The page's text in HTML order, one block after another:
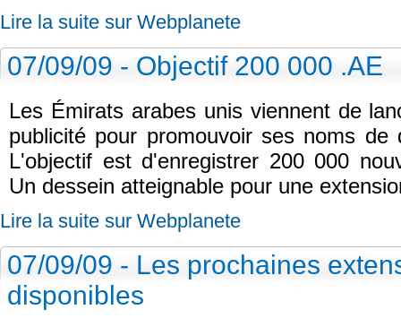
Lire la suite sur Webplanete
07/09/09 - Objectif 200 000 .AE
Les Émirats arabes unis viennent de
publicité pour promouvoir ses noms de
L'objectif est d'enregistrer 200 000
Un dessein atteignable pour une
Lire la suite sur Webplanete
07/09/09 - Les prochaines
disponibles